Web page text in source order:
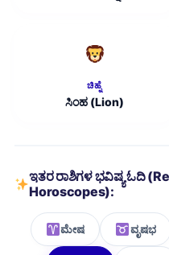
ಚಿಹ್ನೆ
ಸಿಂಹ (Lion)
ಇತರ ರಾಶಿಗಳ ಭವಿಷ್ಯ ಓದಿ
Horoscopes):
ಮೇಷ ವೃಷಭ